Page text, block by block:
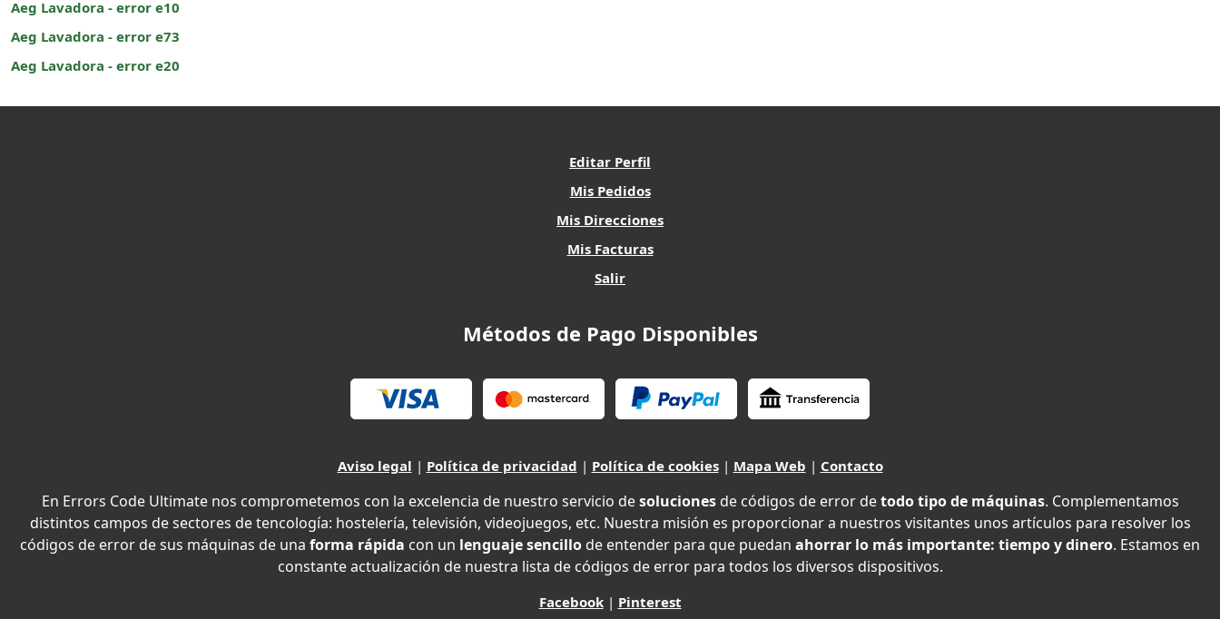
Aeg Lavadora - error e10
Aeg Lavadora - error e73
Aeg Lavadora - error e20
Editar Perfil
Mis Pedidos
Mis Direcciones
Mis Facturas
Salir
Métodos de Pago Disponibles
Aviso legal | Política de privacidad | Política de cookies| Mapa Web | Contacto
En Errors Code Ultimate nos comprometemos con la excelencia de nuestro servicio desoluciones de códigos de error detodo tipo de máquinas. Complementamos
distintos campos de sectores de tencología: hostelería, televisión, videojuegos, etc. Nuestra misión es proporcionar a nuestros visitantes unos artículos para resolver los
códigos de error de sus máquinas de una forma rápida con un lenguaje sencillo de entender para que puedan ahorrar lo más importante: tiempo y dinero. Estamos en
constante actualización de nuestra lista de códigos de error para todos los diversos dispositivos.
Facebook| Pinterest